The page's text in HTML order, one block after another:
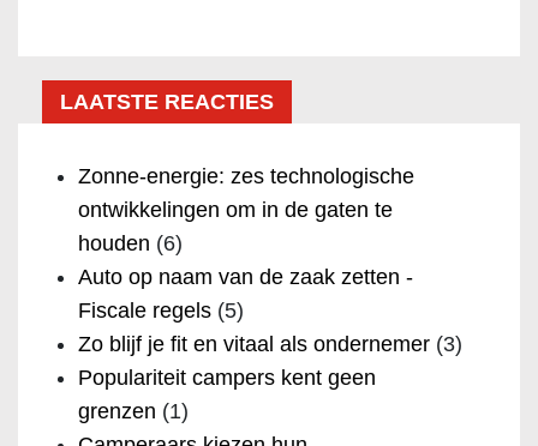
LAATSTE REACTIES
Zonne-energie: zes technologische
ontwikkelingen om in de gaten te
houden (6)
Auto op naam van de zaak zetten -
Fiscale regels (5)
Zo blijf je fit en vitaal als ondernemer (3)
Populariteit campers kent geen
grenzen (1)